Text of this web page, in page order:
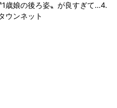
歳娘の後ろ姿〟が良すぎて...4.
ウンネット